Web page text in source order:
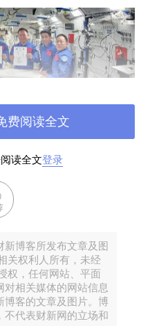
射仍然不能保证100%的
，实际上只能回收第1
报废的卫星，再比如火
中产生的各种各样的碎
不小心掉落的工具或者
航天器所用到的各种各
读全文登录
费阅读全文
博客所发布文章及图
关权利人所有，未经
权，任何网站、平面
对相关媒体的网站信息
博客的文章及图片。博
不代表财新网的立场和